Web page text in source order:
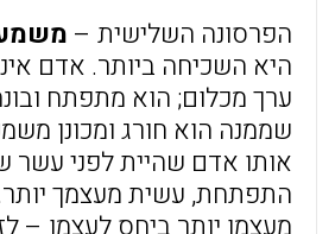
הפרסונה השלישית –
היא השכיחה ביותר. אדם
ערך מכלום; הוא מתפתח
שממנה הוא חורג ומכונן
אותו אדם שהיית לפני עשר
התפתחת, עשית מעצמך